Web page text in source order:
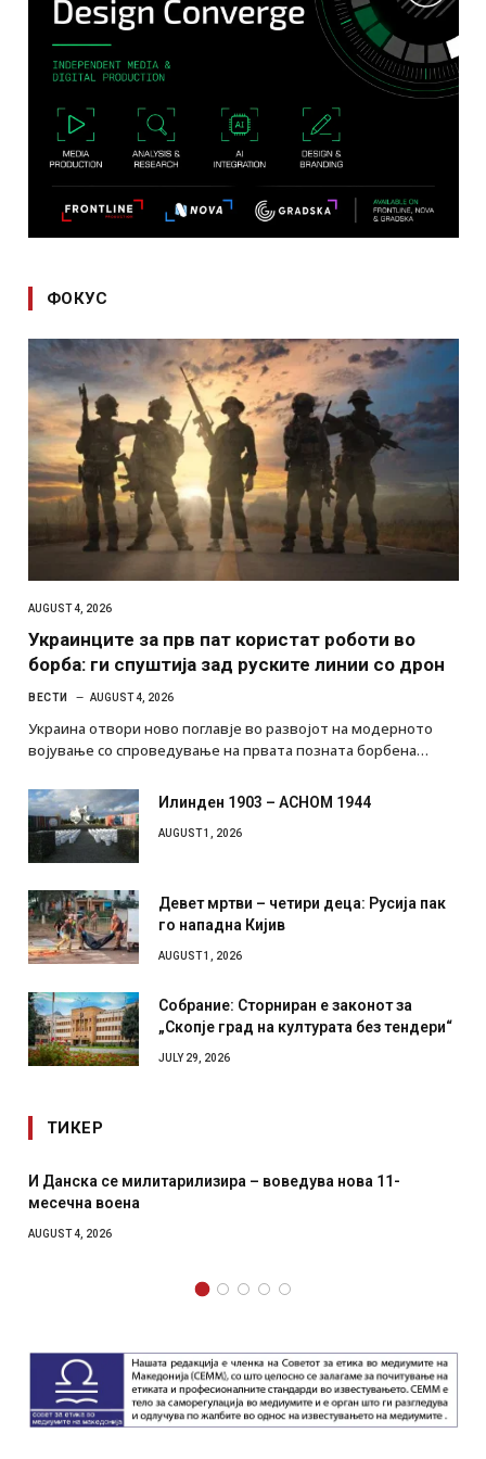
ФОКУС
Украинците за прв пат користат роботи во
борба: ги спуштија зад руските линии со дрон
Украина отвори ново поглавје во развојот на модерното
војување со спроведување на првата позната борбена…
Илинден 1903 – АСНОМ 1944
Девет мртви – четири деца: Русија пак
го нападна Кијив
Собрание: Сторниран е законот за
„Скопје град на културата без тендери“
ТИКЕР
– воведува нова 11-
Уште двајца